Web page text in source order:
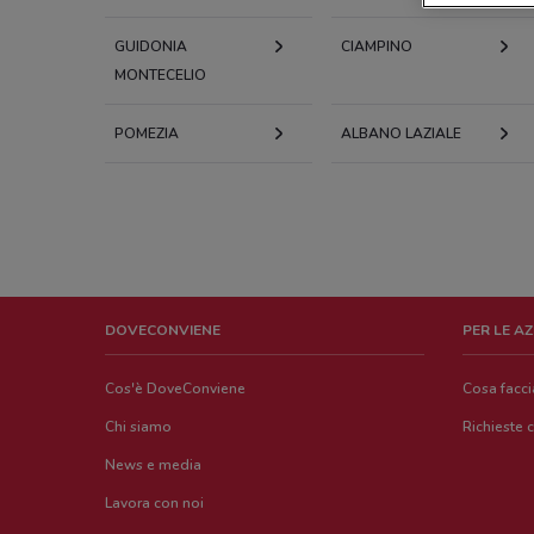
GUIDONIA
MONTECELIO
CIAMPINO
POMEZIA ALBANO LAZIALE
DOVECONVIENE
Cos'è DoveConviene
Chi siamo
News e media
Lavora con noi
PER LE
Cosa
Richieste